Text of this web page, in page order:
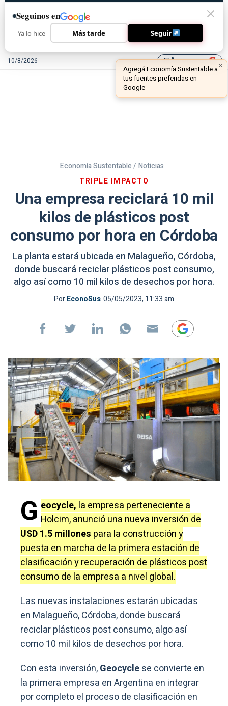
10/8/2026 library_addAgreganos
Economía Sustentable / Noticias
TRIPLE IMPACTO
Una empresa reciclará 10 mil
kilos de plásticos post
consumo por hora en Córdoba
La planta estará ubicada en Malagueño, Córdoba,
donde buscará reciclar plásticos post consumo,
algo así como 10 mil kilos de desechos por hora.
PorEconoSus 05/05/2023, 11:33 am
G eocycle, la empresa perteneciente a
Holcim, anunció una nueva inversión de
USD 1.5 millones para la construcción y
puesta en marcha de la primera estación de
clasificación y recuperación de plásticos post
consumo de la empresa a nivel global.
Las nuevas instalaciones estarán ubicadas
en Malagueño, Córdoba, donde buscará
reciclar plásticos post consumo, algo así
como 10 mil kilos de desechos por hora.
Con esta inversión,Geocyclese convierte en
la primera empresa en Argentina en integrar
por completo el proceso de clasificación en
Seguinos en
Ya lo hice Más tarde Seguir